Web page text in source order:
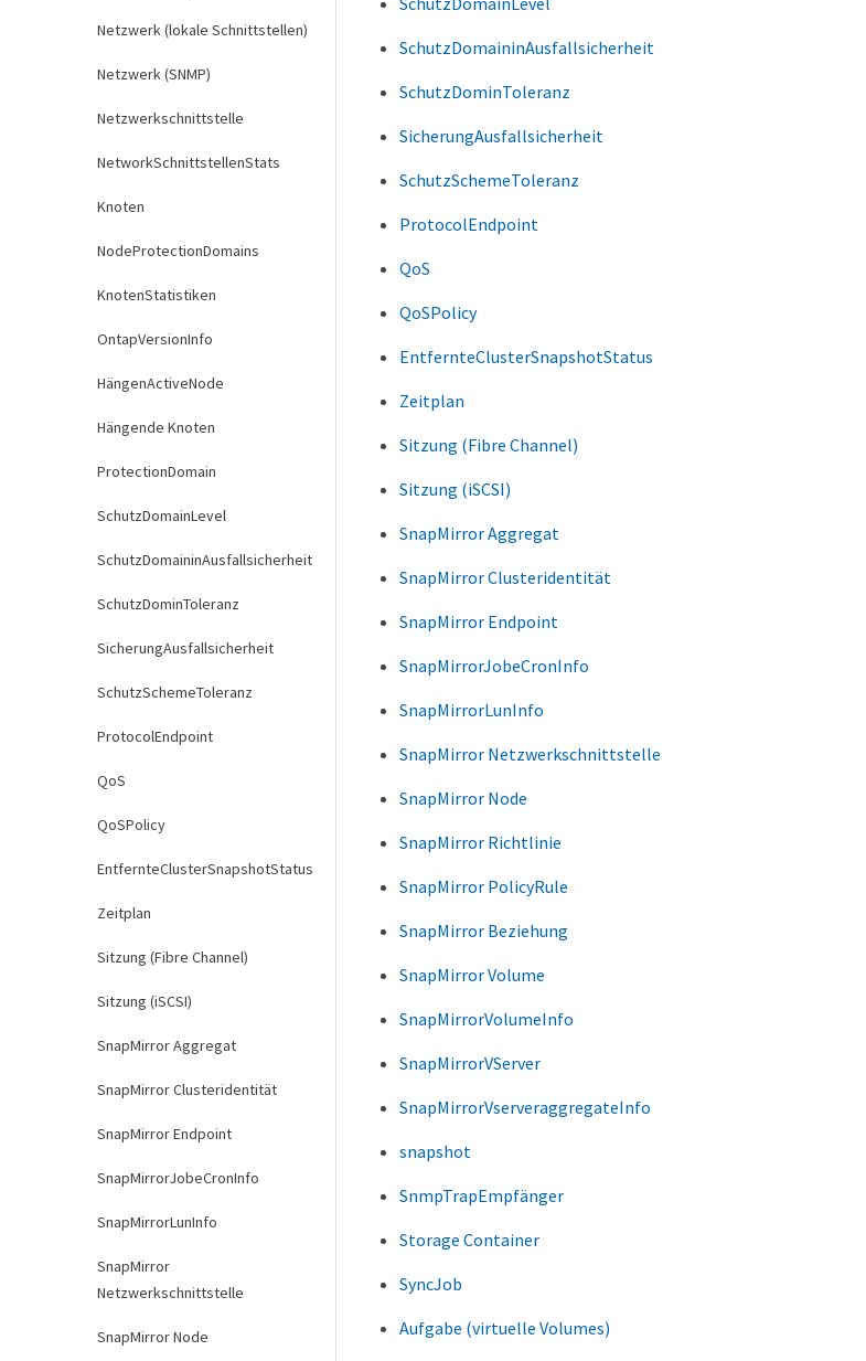
Netzwerk (lokale Schnittstellen)
Netzwerk (SNMP)
Netzwerkschnittstelle
NetworkSchnittstellenStats
Knoten
NodeProtectionDomains
KnotenStatistiken
OntapVersionInfo
HängenActiveNode
Hängende Knoten
ProtectionDomain
SchutzDomainLevel
SchutzDomaininAusfallsicherheit
SchutzDominToleranz
SicherungAusfallsicherheit
SchutzSchemeToleranz
ProtocolEndpoint
QoS
QoSPolicy
EntfernteClusterSnapshotStatus
Zeitplan
Sitzung (Fibre Channel)
Sitzung (iSCSI)
SnapMirror Aggregat
SnapMirror Clusteridentität
SnapMirror Endpoint
SnapMirrorJobeCronInfo
SnapMirrorLunInfo
SnapMirror
Netzwerkschnittstelle
SnapMirror Node
SchutzDomaininAusfallsicherheit
SchutzDominToleranz
SicherungAusfallsicherheit
SchutzSchemeToleranz
ProtocolEndpoint
QoS
QoSPolicy
EntfernteClusterSnapshotStatus
Zeitplan
Sitzung (Fibre Channel)
Sitzung (iSCSI)
SnapMirror Aggregat
SnapMirror Clusteridentität
SnapMirror Endpoint
SnapMirrorJobeCronInfo
SnapMirrorLunInfo
SnapMirror Netzwerkschnittstelle
SnapMirror Node
SnapMirror Richtlinie
SnapMirror PolicyRule
SnapMirror Beziehung
SnapMirror Volume
SnapMirrorVolumeInfo
SnapMirrorVServer
SnapMirrorVserveraggregateInfo
snapshot
SnmpTrapEmpfänger
Storage Container
SyncJob
Aufgabe (virtuelle Volumes)